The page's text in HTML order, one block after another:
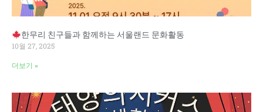
한무리 친구들과 함께하는 서울랜드 문화활동
10월 27, 2025
더보기 »